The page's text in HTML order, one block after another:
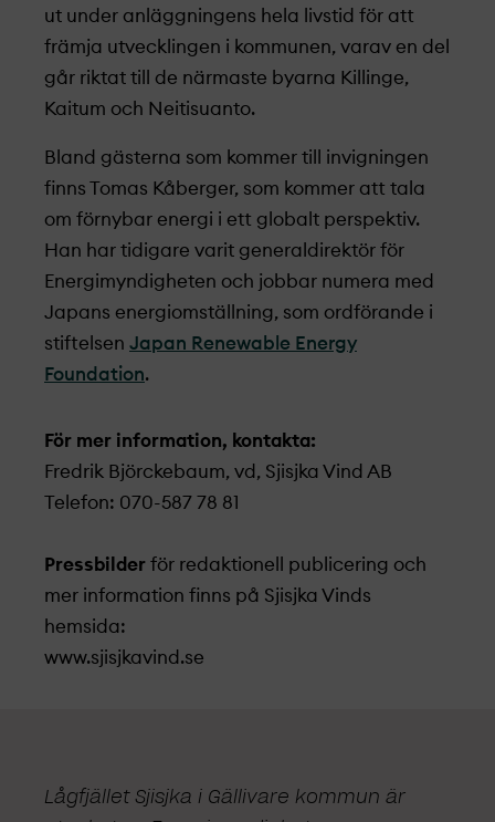
ut under anläggningens hela livstid för att
främja utvecklingen i kommunen, varav en del
går riktat till de närmaste byarna Killinge,
Kaitum och Neitisuanto.
Bland gästerna som kommer till invigningen
finns Tomas Kåberger, som kommer att tala
om förnybar energi i ett globalt perspektiv.
Han har tidigare varit generaldirektör för
Energimyndigheten och jobbar numera med
Japans energiomställning, som ordförande i
stiftelsen Japan Renewable Energy
Foundation.
För mer information, kontakta:
Fredrik Björckebaum, vd, Sjisjka Vind AB
Telefon: 070-587 78 81
Pressbilder för redaktionell publicering och
mer information finns på Sjisjka Vinds
hemsida:
www.sjisjkavind.se
Lågfjället Sjisjka i Gällivare kommun är